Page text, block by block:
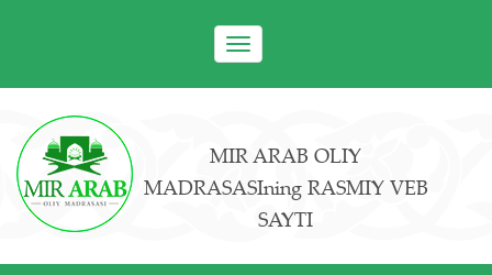
Toggle
navigation
MIR ARAB OLIY
MADRASASIning RASMIY VEB
SAYTI